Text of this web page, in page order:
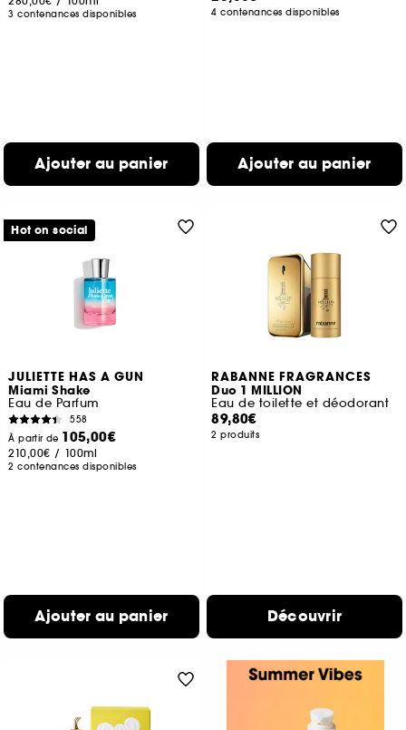
3 contenances disponibles
Ajouter au panier
4 contenances disponibles
Ajouter au panier
JULIETTE HAS A GUN
Miami Shake
Eau de Parfum
558
À partir de 105,00€
210,00€ / 100ml
2 contenances disponibles
Ajouter au panier
Hot on social
RABANNE FRAGRANCES
Duo 1 MILLION
Eau de toilette et déodorant
89,80€
2 produits
Découvrir